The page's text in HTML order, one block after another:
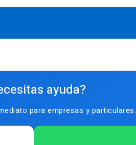
ayuda?
para empresas y particulares.